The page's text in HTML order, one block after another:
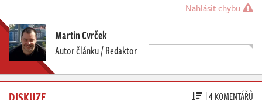
Nahlásit chybu
Martin Cvrček
Autor článku / Redaktor
| 4 KOMENTÁŘŮ